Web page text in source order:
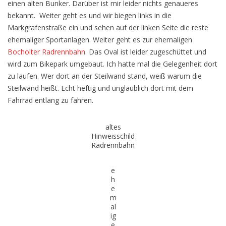
einen alten Bunker. Darüber ist mir leider nichts genaueres
bekannt. Weiter geht es und wir biegen links in die
Markgrafenstraße ein und sehen auf der linken Seite die reste
ehemaliger Sportanlagen. Weiter geht es zur ehemaligen
Bocholter Radrennbahn. Das Oval ist leider zugeschüttet und
wird zum Bikepark umgebaut. Ich hatte mal die Gelegenheit dort
zu laufen. Wer dort an der Steilwand stand, weiß warum die
Steilwand heißt. Echt heftig und unglaublich dort mit dem
Fahrrad entlang zu fahren.
altes
Hinweisschild
Radrennbahn
e
h
e
m
al
ig